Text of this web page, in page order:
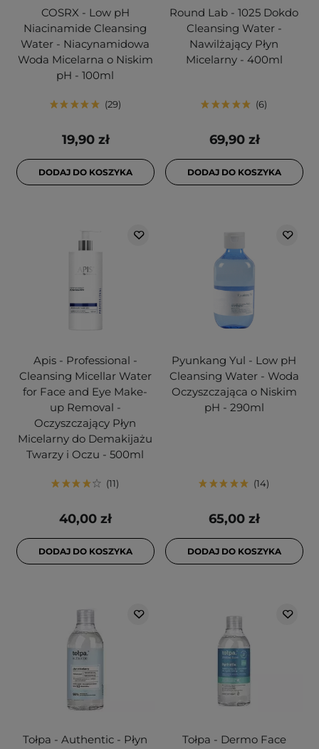
COSRX - Low pH
Niacinamide Cleansing
Water - Niacynamidowa
Woda Micelarna o Niskim
pH - 100ml
29
19,90 zł
DODAJ DO KOSZYKA
Round Lab - 1025 Dokdo
Cleansing Water -
Nawilżający Płyn
Micelarny - 400ml
6
69,90 zł
DODAJ DO KOSZYKA
Apis - Professional -
Cleansing Micellar Water
for Face and Eye Make-
up Removal -
Oczyszczający Płyn
Micelarny do Demakijażu
Twarzy i Oczu - 500ml
11
40,00 zł
DODAJ DO KOSZYKA
Pyunkang Yul - Low pH
Cleansing Water - Woda
Oczyszczająca o Niskim
pH - 290ml
14
65,00 zł
DODAJ DO KOSZYKA
Tołpa - Authentic - Płyn
Tołpa - Dermo Face